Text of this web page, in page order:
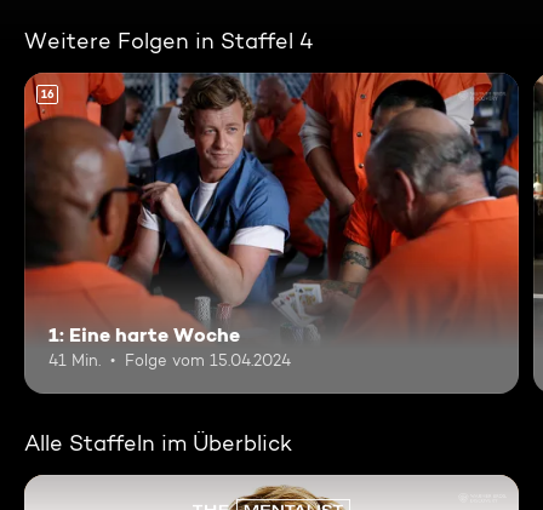
Weitere Folgen in Staffel 4
16
1: Eine harte Woche
41 Min. Folge vom 15.04.2024
Alle Staffeln im Überblick